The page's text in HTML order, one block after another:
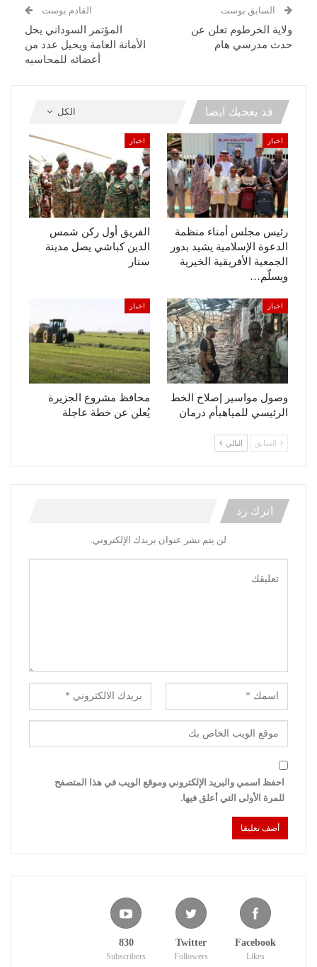
السابق بوست
ولاية الخرطوم تعلن عن
حدث مدرسي هام
القادم بوست
المؤتمر السوداني يحل
الأمانة العامة ويحيل عدد من
أعضائه للمحاسبه
الكل قد يعجبك ايضا
اخبار
رئيس مجلس أمناء منظمة
الدعوة الإسلامية يشيد بدور
الجمعية الأفريقية الخيرية
ويسلّم…
اخبار
الفريق أول ركن شمس
الدين كباشي يصل مدينة
سنار
اخبار
وصول مواسير إصلاح الخط
الرئيسي للمياهبأم درمان
اخبار
محافظ مشروع الجزيرة
يُعلن عن خطة عاجلة
السابق التالي
اترك رد
لن يتم نشر عنوان بريدك الإلكتروني.
احفظ اسمي والبريد الإلكتروني وموقع الويب في هذا المتصفح
للمرة الأولى التي أعلق فيها.
Facebook
Likes
Twitter
Followers
830
Subscribers